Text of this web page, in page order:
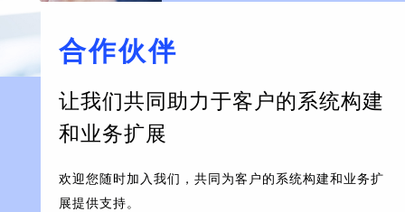
合作伙伴
让我们共同助力于客户的系统构建
和业务扩展
欢迎您随时加入我们，共同为客户的系统构建和业务扩
展提供支持。